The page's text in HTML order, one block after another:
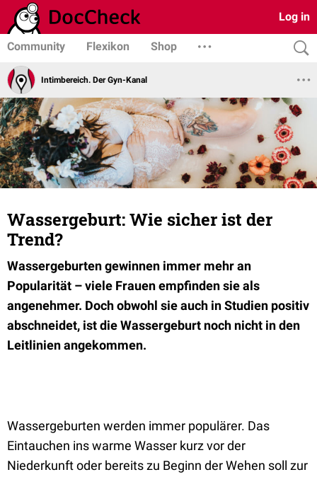
Log in
Community Flexikon Shop
Intimbereich. Der Gyn-Kanal
Wassergeburt: Wie sicher ist der
Trend?
Wassergeburten gewinnen immer mehr an
Popularität – viele Frauen empfinden sie als
angenehmer. Doch obwohl sie auch in Studien positiv
abschneidet, ist die Wassergeburt noch nicht in den
Leitlinien angekommen.
Wassergeburten werden immer populärer. Das
Eintauchen ins warme Wasser kurz vor der
Niederkunft oder bereits zu Beginn der Wehen soll zur